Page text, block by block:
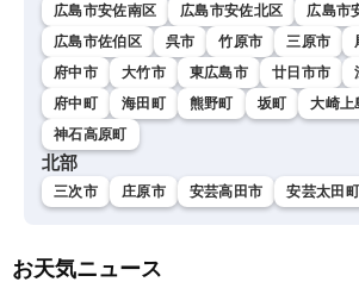
広島市安佐南区
広島市安佐北区
広島市
広島市佐伯区
呉市 竹原市 三原市
府中市
大竹市 東広島市 廿日市市
府中町
海田町 熊野町 坂町 大崎上
神石高原町
北部
三次市 庄原市 安芸高田市 安芸太田町
お天気ニュース